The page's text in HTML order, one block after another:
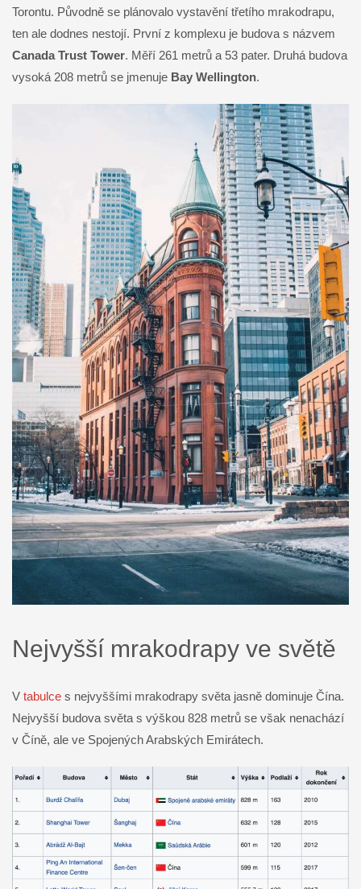
Torontu. Původně se plánovalo vystavění třetího mrakodrapu,
ten ale dodnes nestojí. První z komplexu je budova s názvem
Canada Trust Tower. Měří 261 metrů a 53 pater. Druhá budova
vysoká 208 metrů se jmenuje Bay Wellington.
Nejvyšší mrakodrapy ve světě
V tabulce s nejvyššími mrakodrapy světa jasně dominuje Čína.
Nejvyšší budova světa s výškou 828 metrů se však nenachází
v Číně, ale ve Spojených Arabských Emirátech.